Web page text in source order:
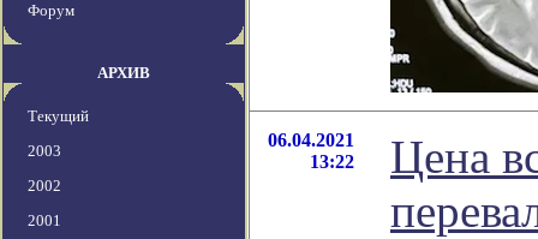
Форум
АРХИВ
Текущий
2003
2002
2001
06.04.2021
13:22
Цена